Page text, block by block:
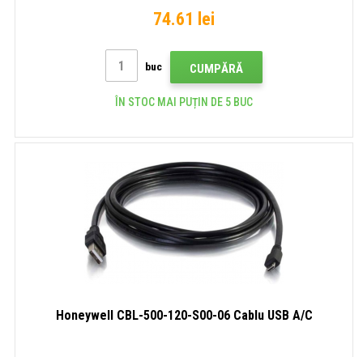
74.61 lei
buc CUMPĂRĂ
ÎN STOC MAI PUȚIN DE 5 BUC
Honeywell CBL-500-120-S00-06 Cablu USB A/C